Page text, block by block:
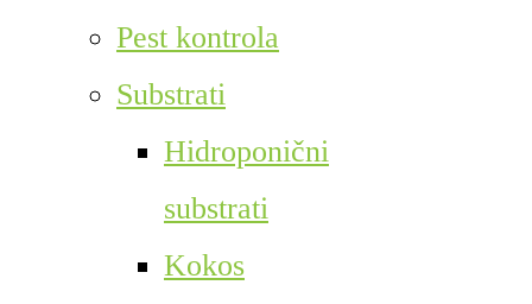
Pest kontrola
Substrati
Hidroponični
substrati
Kokos